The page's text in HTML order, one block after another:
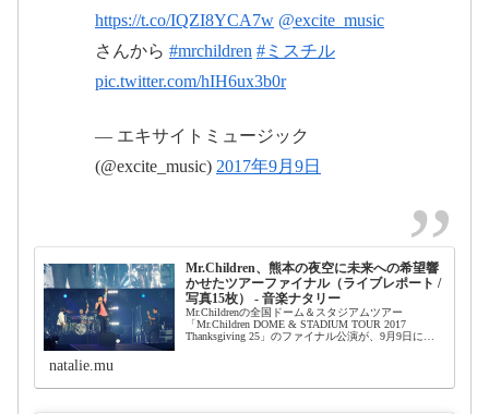
2017年9月
9日
pic.twitter.com/EK7YVLFj16
https://t.co/IQZI8YCA7w @excite_music
さんから #mrchildren #ミスチル
pic.twitter.com/hIH6ux3b0r
— エキサイトミュージック
(@excite_music) 2017年9月9日
Mr.Children、熊本の夜空に未来への希望響
かせたツアーファイナル（ライブレポート /
写真15枚） - 音楽ナタリー
Mr.Childrenの全国ドーム＆スタジアムツアー
「Mr.Children DOME & STADIUM TOUR 2017
Thanksgiving 25」のファイナル公演が、9月9日に熊
natalie.mu